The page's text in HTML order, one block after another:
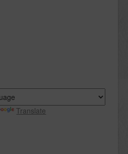
Translate